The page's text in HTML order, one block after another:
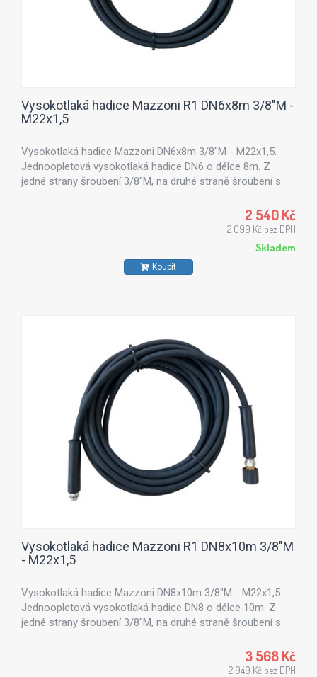
Vysokotlaká hadice Mazzoni R1 DN6x8m 3/8"M -
M22x1,5
Vysokotlaká hadice Mazzoni DN6x8m 3/8"M - M22x1,5.
Jednoopletová vysokotlaká hadice DN6 o délce 8m. Z
jedné strany šroubení 3/8"M, na druhé straně šroubení s
2 540 Kč
2 099 Kč bez DPH
Skladem
Koupit
Vysokotlaká hadice Mazzoni R1 DN8x10m 3/8"M
- M22x1,5
Vysokotlaká hadice Mazzoni DN8x10m 3/8"M - M22x1,5.
Jednoopletová vysokotlaká hadice DN8 o délce 10m. Z
jedné strany šroubení 3/8"M, na druhé straně šroubení s
3 568 Kč
2 949 Kč bez DPH